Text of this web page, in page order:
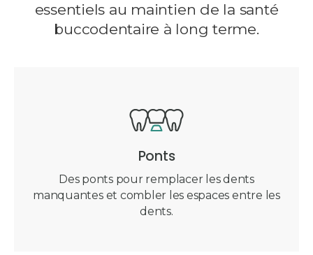
essentiels au maintien de la santé
buccodentaire à long terme.
Ponts
Des ponts pour remplacer les dents
manquantes et combler les espaces entre les
dents.